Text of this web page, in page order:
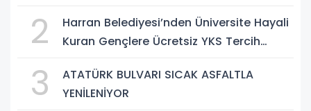
2
Harran Belediyesi’nden Üniversite Hayali
Kuran Gençlere Ücretsiz YKS Tercih
3
ATATÜRK BULVARI SICAK ASFALTLA
YENİLENİYOR